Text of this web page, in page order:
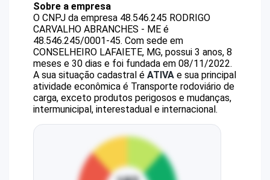
Sobre a empresa
O CNPJ da empresa 48.546.245 RODRIGO
CARVALHO ABRANCHES - ME é
48.546.245/0001-45. Com sede em
CONSELHEIRO LAFAIETE, MG, possui 3 anos, 8
meses e 30 dias e foi fundada em 08/11/2022.
A sua situação cadastral é ATIVA e sua principal
atividade econômica é Transporte rodoviário de
carga, exceto produtos perigosos e mudanças,
intermunicipal, interestadual e internacional.